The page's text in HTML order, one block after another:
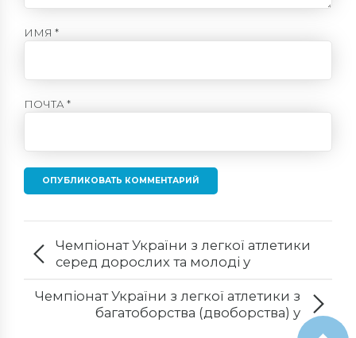
ИМЯ *
ПОЧТА *
ОПУБЛИКОВАТЬ КОММЕНТАРИЙ
Чемпіонат України з легкої атлетики
серед дорослих та молоді у
Чемпіонат України з легкої атлетики з
багатоборства (двоборства) у
приміщенні